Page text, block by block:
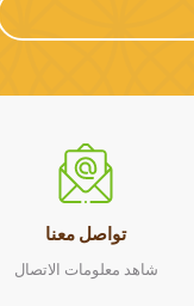
تواصل معنا
شاهد معلومات الاتصال